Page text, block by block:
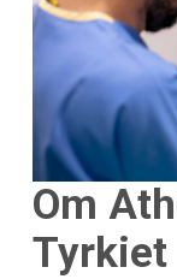
Om
Tyrkiet